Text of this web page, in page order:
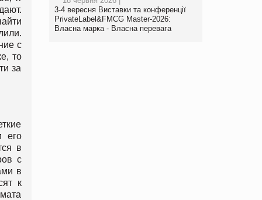
с
то
за
его
в
с
в
к
3-4 вересня Виставки та конференції
PrivateLabel&FMCG Master-2026:
Власна марка - Власна перевага